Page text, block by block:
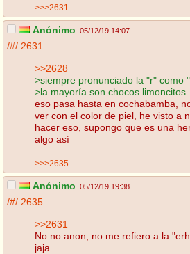
>>>2631
Anónimo 05/12/19 14:07
/#/ 2631
>>2628
>siempre pronunciado la "r" como
>la mayoría son chocos limoncitos
eso pasa hasta en cochabamba,
ver con el color de piel, he visto a
hacer eso, supongo que es una
algo así
>>>2635
Anónimo 05/12/19 19:38
/#/ 2635
>>2631
No no anon, no me refiero a la
jaja.